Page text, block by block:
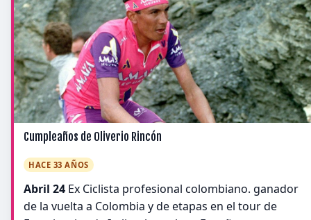
Cumpleaños de Oliverio Rincón
HACE 33 AÑOS
Abril 24 Ex Ciclista profesional colombiano. ganador
de la vuelta a Colombia y de etapas en el tour de